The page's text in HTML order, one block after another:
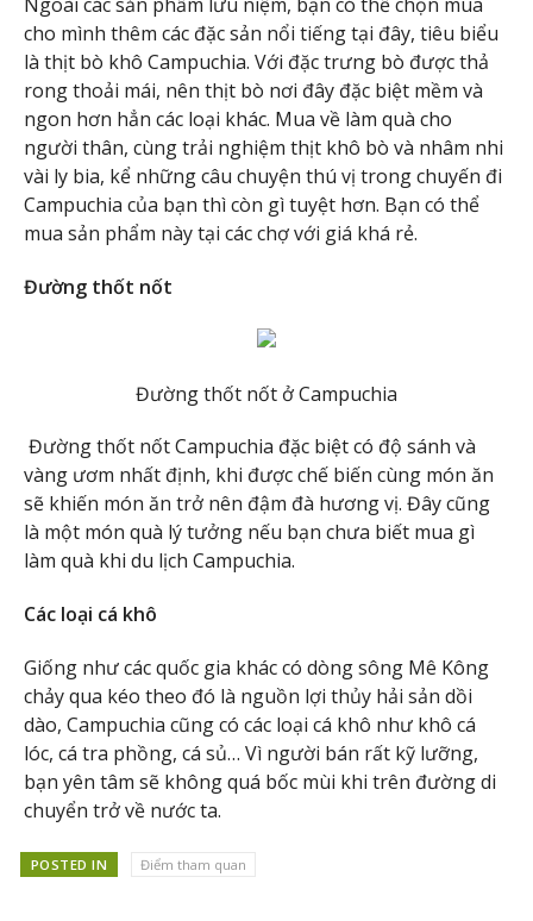
cho mình thêm các đặc sản nổi tiếng tại đây, tiêu biểu
là thịt bò khô Campuchia. Với đặc trưng bò được thả
rong thoải mái, nên thịt bò nơi đây đặc biệt mềm và
ngon hơn hẳn các loại khác. Mua về làm quà cho
người thân, cùng trải nghiệm thịt khô bò và nhâm nhi
vài ly bia, kể những câu chuyện thú vị trong chuyến đi
Campuchia của bạn thì còn gì tuyệt hơn. Bạn có thể
mua sản phẩm này tại các chợ với giá khá rẻ.
Đường thốt nốt
Đường thốt nốt ở Campuchia
Đường thốt nốt Campuchia đặc biệt có độ sánh và
vàng ươm nhất định, khi được chế biến cùng món ăn
sẽ khiến món ăn trở nên đậm đà hương vị. Đây cũng
là một món quà lý tưởng nếu bạn chưa biết mua gì
làm quà khi du lịch Campuchia.
Các loại cá khô
Giống như các quốc gia khác có dòng sông Mê Kông
chảy qua kéo theo đó là nguồn lợi thủy hải sản dồi
dào, Campuchia cũng có các loại cá khô như khô cá
lóc, cá tra phồng, cá sủ… Vì người bán rất kỹ lưỡng,
bạn yên tâm sẽ không quá bốc mùi khi trên đường di
chuyển trở về nước ta.
POSTED IN Điểm tham quan